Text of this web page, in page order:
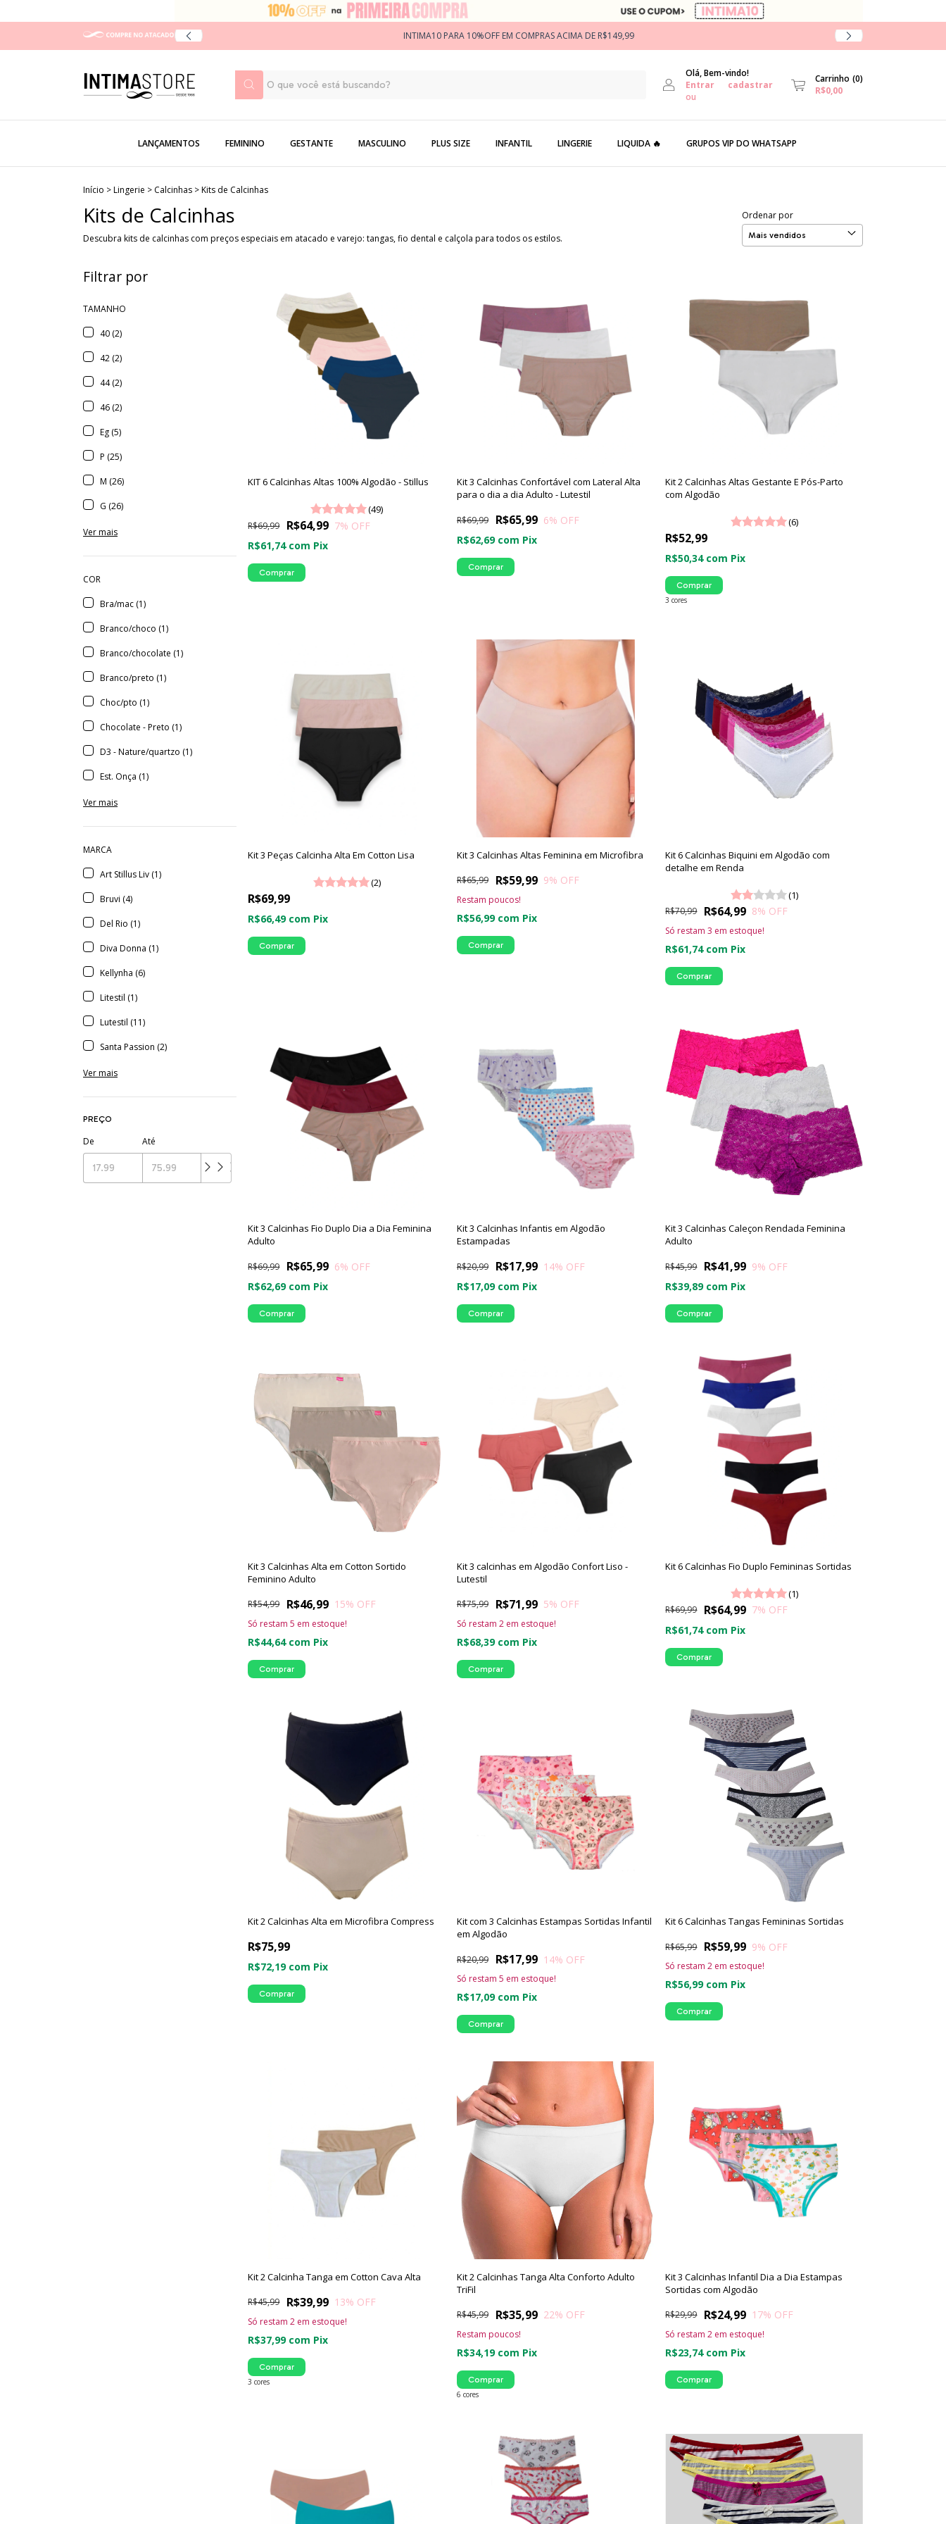
INTIMA10 PARA 10%OFF EM COMPRAS ACIMA DE R$149,99
Olá, Bem-vindo!
Entrar
ou
cadastrar Carrinho (0)
R$0,00
LANÇAMENTOS FEMININO GESTANTE MASCULINO PLUS SIZE INFANTIL LINGERIE LIQUIDA 🔥 GRUPOS VIP DO WHATSAPP
Início >Lingerie > Calcinhas >Kits de Calcinhas
Kits de Calcinhas
Descubra kits de calcinhas com preços especiais em atacado e varejo: tangas, fio dental e calçola para todos os estilos.
Ordenar por
Filtrar por
COR
Bra/mac (1)
Branco/choco (1)
Branco/chocolate (1)
Branco/preto (1)
Choc/pto (1)
Chocolate - Preto (1)
D3 - Nature/quartzo (1)
Est. Onça (1)
Ver mais
TAMANHO
40 (2)
42 (2)
44 (2)
46 (2)
Eg (5)
P (25)
M (26)
G (26)
Ver mais
MARCA
Art Stillus Liv (1)
Bruvi (4)
Del Rio (1)
Diva Donna (1)
Kellynha (6)
Litestil (1)
Lutestil (11)
Santa Passion (2)
Ver mais
PREÇO
De Até
KIT 6 Calcinhas Altas 100% Algodão - Stillus
(49)
R$64,99
R$69,99 7% OFF
R$61,74 com Pix
Comprar
Kit 3 Calcinhas Confortável com Lateral Alta
para o dia a dia Adulto - Lutestil
R$65,99
R$69,99 6% OFF
R$62,69 com Pix
Comprar
Kit 2 Calcinhas Altas Gestante E Pós-Parto
com Algodão
(6)
R$52,99
R$50,34 com Pix
3 cores
Comprar
Kit 3 Peças Calcinha Alta Em Cotton Lisa
(2)
R$69,99
R$66,49 com Pix
Comprar
Kit 3 Calcinhas Altas Feminina em Microfibra
R$59,99
R$65,99 9% OFF
R$56,99 com Pix
Restam poucos!
Comprar
Kit 6 Calcinhas Biquini em Algodão com
detalhe em Renda
(1)
R$64,99
R$70,99 8% OFF
R$61,74 com Pix
Só restam3 em estoque!
Comprar
Kit 3 Calcinhas Fio Duplo Dia a Dia Feminina
Adulto
R$65,99
R$69,99 6% OFF
R$62,69 com Pix
Comprar
Kit 3 Calcinhas Infantis em Algodão
Estampadas
R$17,99
R$20,99 14% OFF
R$17,09 com Pix
Comprar
Kit 3 Calcinhas Caleçon Rendada Feminina
Adulto
R$41,99
R$45,99 9% OFF
R$39,89 com Pix
Comprar
Kit 3 Calcinhas Alta em Cotton Sortido
Feminino Adulto
R$46,99
R$54,99 15% OFF
R$44,64 com Pix
Só restam5 em estoque!
Comprar
Kit 3 calcinhas em Algodão Confort Liso -
Lutestil
R$71,99
R$75,99 5% OFF
R$68,39 com Pix
Só restam 2em estoque!
Comprar
Kit 6 Calcinhas Fio Duplo Femininas Sortidas
(1)
R$64,99
R$69,99 7% OFF
R$61,74 com Pix
Comprar
Kit 2 Calcinhas Alta em Microfibra Compress
R$75,99
R$72,19 com Pix
Comprar
Kit com 3 Calcinhas Estampas Sortidas Infantil
em Algodão
R$17,99
R$20,99 14% OFF
R$17,09 com Pix
Só restam 5 em estoque!
Comprar
Kit 6 Calcinhas Tangas Femininas Sortidas
R$59,99
R$65,99 9% OFF
R$56,99 com Pix
Só restam2 em estoque!
Comprar
Kit 2 Calcinha Tanga em Cotton Cava Alta
R$39,99
R$45,99 13% OFF
R$37,99 com Pix
Só restam2 em estoque!
3 cores
Comprar
Kit 2 Calcinhas Tanga Alta Conforto Adulto
TriFil
R$35,99
R$45,99 22% OFF
R$34,19 com Pix
Restam poucos!
6 cores
Comprar
Kit 3 Calcinhas Infantil Dia a Dia Estampas
Sortidas com Algodão
R$24,99
R$29,99 17% OFF
R$23,74 com Pix
Só restam2 em estoque!
Comprar